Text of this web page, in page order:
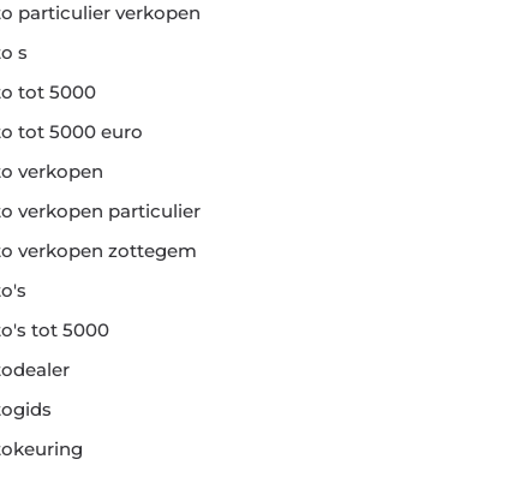
particulier verkopen
s
tot 5000
tot 5000 euro
verkopen
verkopen particulier
verkopen zottegem
tot 5000